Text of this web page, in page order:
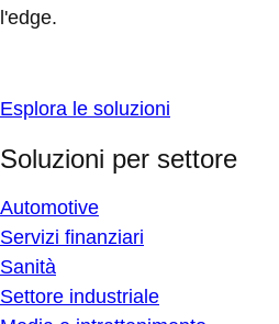
l'edge.
Esplora le soluzioni
Soluzioni per settore
Automotive
Servizi finanziari
Sanità
Settore industriale